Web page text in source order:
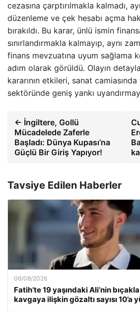
cezasına çarptırılmakla kalmadı,
düzenleme ve çek hesabı açma
bırakıldı. Bu karar, ünlü ismin
sınırlandırmakla kalmayıp, aynı
finans mevzuatına uyum sağlama
adım olarak görüldü. Olayın
kararının etkileri, sanat
sektöründe geniş yankı
← İngiltere, Gollü
Mücadelede Zaferle
Başladı: Dünya Kupası’na
Güçlü Bir Giriş Yapıyor!
Tavsiye Edilen Haberler
06/08/2026
Fatih’te 19 yaşındaki Ali’nin
kavgaya ilişkin gözaltı sayısı 10’a